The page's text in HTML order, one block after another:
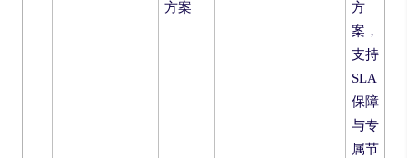
方案
方
案，
支持
SLA
保障
与专
属节